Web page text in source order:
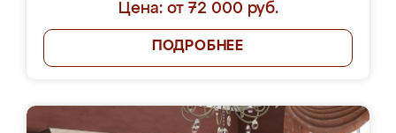
Цена: от 72 000 руб.
ПОДРОБНЕЕ